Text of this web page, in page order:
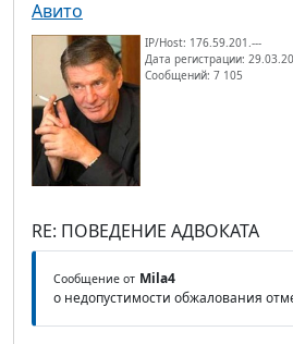
Авито
IP/Host: 176.59.201.---
Дата регистрации:
Сообщений: 7 105
RE: ПОВЕДЕНИЕ АДВОКАТА
Сообщение от Mila4
о недопустимости обжалования